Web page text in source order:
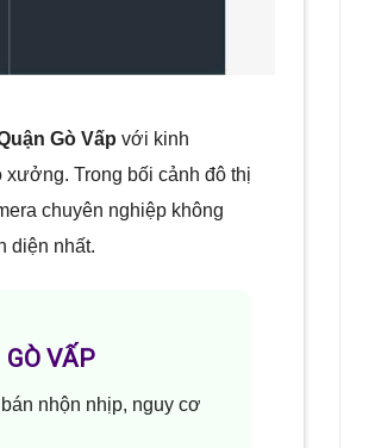
Gò Vấp với kinh
xưởng. Trong bối cảnh đô thị
chuyên nghiệp không
diện nhất.
VẤP
nhộn nhịp, nguy cơ